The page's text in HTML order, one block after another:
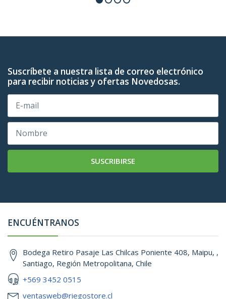
Suscríbete a nuestra lista de correo electrónico
para recibir noticias y ofertas Novedosas.
SUSCRIBIRSE
ENCUÉNTRANOS
Bodega Retiro Pasaje Las Chilcas Poniente 408, Maipu, ,
Santiago, Región Metropolitana, Chile
+569 3452 0515
ventasweb@riegostore.cl